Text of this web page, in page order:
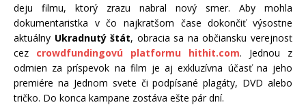
deju filmu, ktorý zrazu nabral nový smer. Aby mohla
dokumentaristka v čo najkratšom čase dokončiť výsostne
aktuálny Ukradnutý štát, obracia sa na občiansku verejnosť
cez crowdfundingovú platformu hithit.com. Jednou z
odmien za príspevok na film je aj exkluzívna účasť na jeho
premiére na Jednom svete či podpísané plagáty, DVD alebo
tričko. Do konca kampane zostáva ešte pár dní.